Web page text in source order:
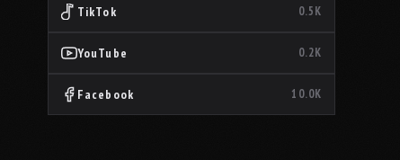
TikTok 0.5K
YouTube 0.2K
Facebook 10.0K